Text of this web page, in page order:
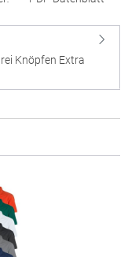
Knöpfen Extra